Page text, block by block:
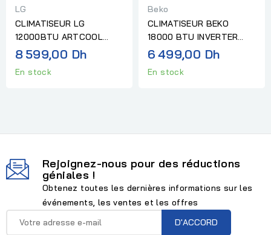
LG
CLIMATISEUR LG
12000BTU ARTCOOL
SMART INVERTER NEW ''
8 599,00 Dh
En stock
Beko
CLIMATISEUR BEKO
18000 BTU INVERTER
BLANC "SANS
INSTALLATION"
6 499,00 Dh
En stock
Rejoignez-nous pour des réductions
géniales !
Obtenez toutes les dernières informations sur les
événements, les ventes et les offres